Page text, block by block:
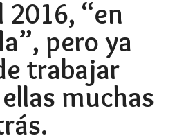
2016, “en
pero ya
trabajar
muchas